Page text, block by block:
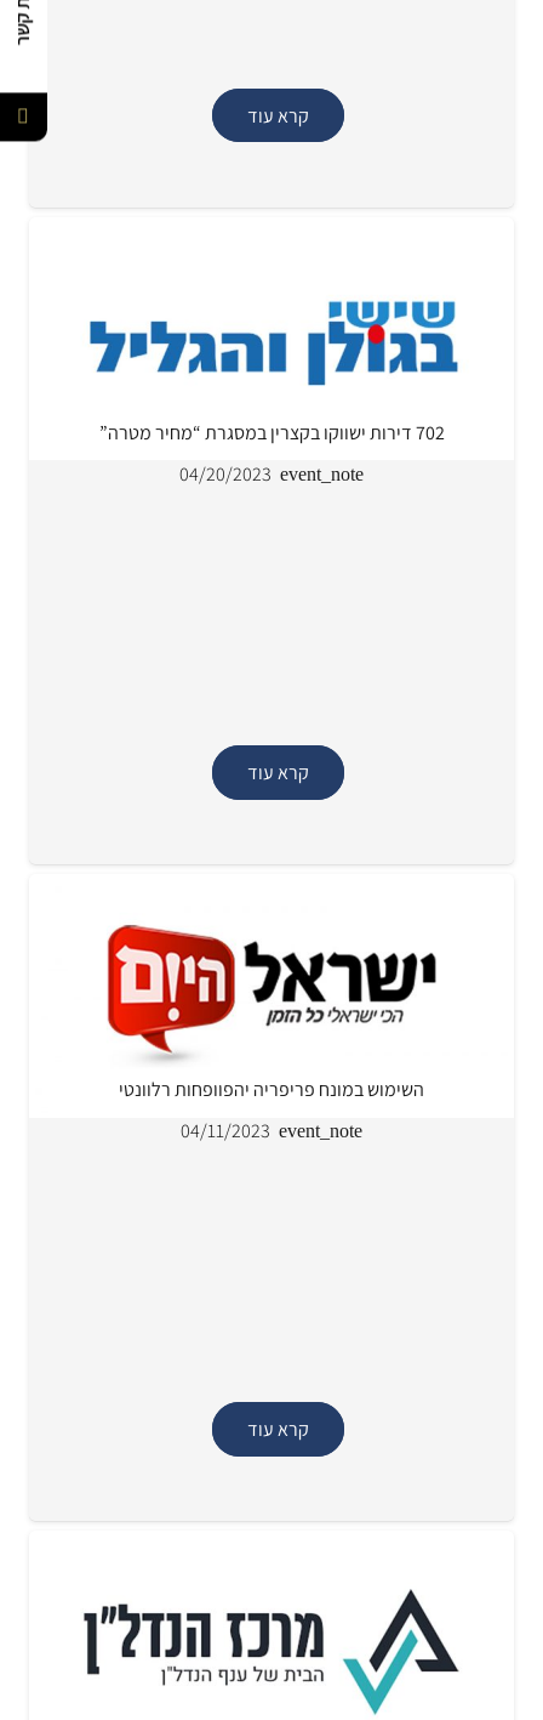
קרא עוד
702 דירות ישווקו בקצרין במסגרת “מחיר מטרה”
event_note
04/20/2023
קרא עוד
השימוש במונח פריפריה יהפוופחות רלוונטי
event_note
04/11/2023
קרא עוד